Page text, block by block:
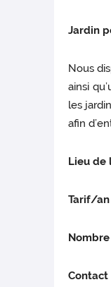
Jardin
Nous
ainsi
les
afin
Lieu de
Tarif/
Contact